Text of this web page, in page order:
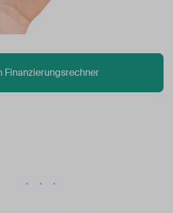
Finanzierungsrechner